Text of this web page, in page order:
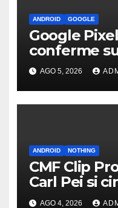
ANDROID GOOGLE
Google
conferme
novità
AGO 5, 2026
ANDROID NOTHING
CMF Clip
Carl Pei si
auricolari
AGO 4, 2026